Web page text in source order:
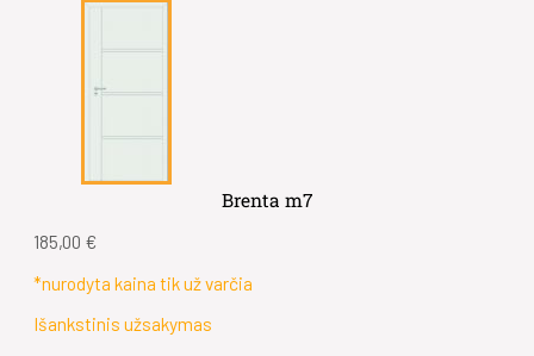
Brenta m7
185,00 €
*nurodyta kaina tik už varčia
Išankstinis užsakymas